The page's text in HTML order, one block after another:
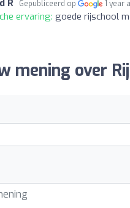
R Gepubliceerd op 1 year
ervaring: goede rijschool
mening over